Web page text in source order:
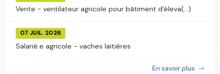
Vente - ventilateur agricole pour bâtiment d'éleva(...)
07 JUIL. 2026
Salarié.e agricole - vaches laitières
En savoir plus